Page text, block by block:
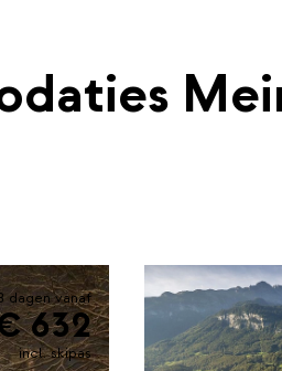
dagen vanaf
632
incl. skipas